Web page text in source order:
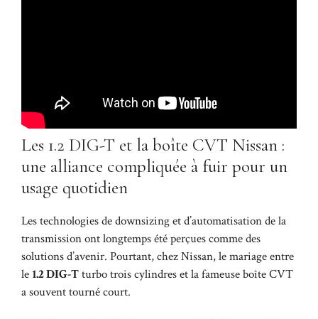
Les 1.2 DIG-T et la boîte CVT Nissan :
une alliance compliquée à fuir pour un
usage quotidien
Les technologies de downsizing et d’automatisation de la
transmission ont longtemps été perçues comme des
solutions d’avenir. Pourtant, chez Nissan, le mariage entre
le1.2 DIG-Tturbo trois cylindres et la fameuse boîte CVT
a souvent tourné court.